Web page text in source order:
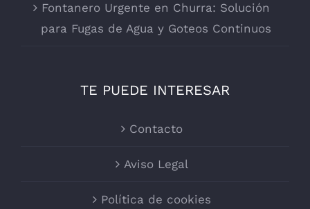
Fontanero Urgente en Churra: Solución
para Fugas de Agua y Goteos Continuos
TE PUEDE INTERESAR
Contacto
Aviso Legal
Política de cookies